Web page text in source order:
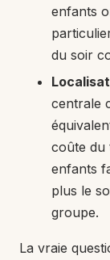
enfants
du soir
centrale
coûte du
enfants
plus le
groupe.
La vraie